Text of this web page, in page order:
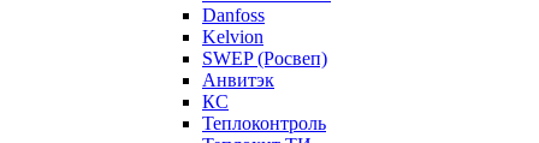
Danfoss
Kelvion
SWEP (Росвеп)
Анвитэк
КС
Теплоконтроль